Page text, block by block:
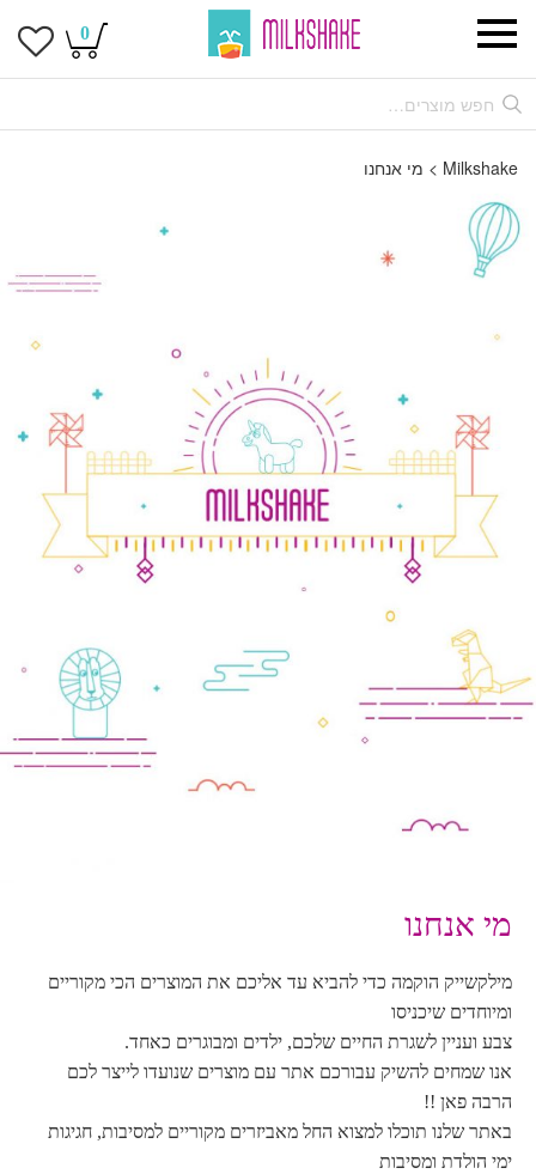
0
Milkshake
> מי אנחנו
מי אנחנו
מילקשייק הוקמה כדי להביא עד אליכם את המוצרים הכי מקוריים
ומיוחדים שיכניסו
צבע ועניין לשגרת החיים שלכם, ילדים ומבוגרים כאחד.
אנו שמחים להשיק עבורכם אתר עם מוצרים שנועדו לייצר לכם
הרבה פאן !!
באתר שלנו תוכלו למצוא החל מאביזרים מקוריים למסיבות, חגיגות
ימי הולדת ומסיבות